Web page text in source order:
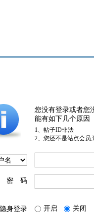
您没有登录或者您
能有如下几个原因
1、帖子ID非法
2、您还不是站点会员
密 码
隐身登录 开启 关闭